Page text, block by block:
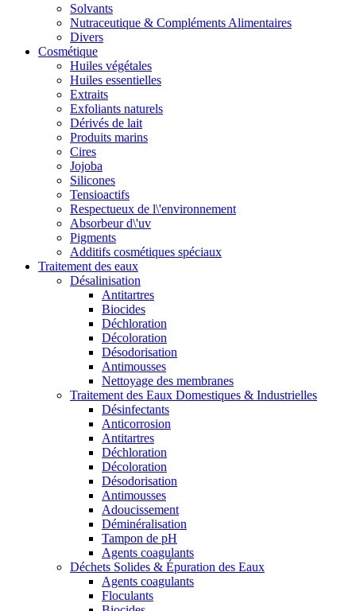
Solvants
Nutraceutique & Compléments Alimentaires
Divers
Cosmétique
Huiles végétales
Huiles essentielles
Extraits
Exfoliants naturels
Dérivés de lait
Produits marins
Cires
Jojoba
Silicones
Tensioactifs
Respectueux de l\'environnement
Absorbeur d\'uv
Pigments
Additifs cosmétiques spéciaux
Traitement des eaux
Désalinisation
Antitartres
Biocides
Déchloration
Décoloration
Désodorisation
Antimousses
Nettoyage des membranes
Traitement des Eaux Domestiques & Industrielles
Désinfectants
Anticorrosion
Antitartres
Déchloration
Décoloration
Désodorisation
Antimousses
Adoucissement
Déminéralisation
Tampon de pH
Agents coagulants
Déchets Solides & Épuration des Eaux
Agents coagulants
Floculants